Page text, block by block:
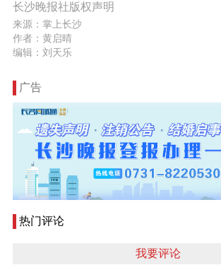
长沙晚报社版权声明
来源：掌上长沙
作者：黄启晴
编辑：刘天乐
广告
热门评论
我要评论